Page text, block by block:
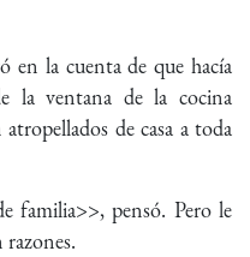
en la cuenta de que hacía
la ventana de la cocina
de casa a toda
familia>>, pensó. Pero le
razones.